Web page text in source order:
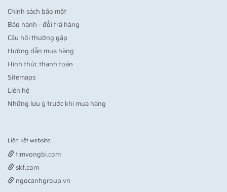
Chính sách bảo mật
Bảo hành - đổi trả hàng
Câu hỏi thường gặp
Hướng dẫn mua hàng
Hình thức thanh toán
Sitemaps
Liên hệ
Những lưu ý trước khi mua hàng
Liên kết website
timvongbi.com
skf.com
ngocanhgroup.vn